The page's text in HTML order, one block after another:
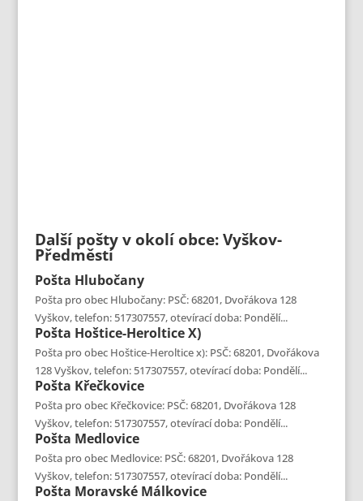
Další pošty v okolí obce: Vyškov-
Předměstí
Pošta Hlubočany
Pošta pro obec Hlubočany: PSČ: 68201, Dvořákova 128
Vyškov, telefon: 517307557, otevírací doba: Pondělí...
Pošta Hoštice-Heroltice X)
Pošta pro obec Hoštice-Heroltice x): PSČ: 68201, Dvořákova
128 Vyškov, telefon: 517307557, otevírací doba: Pondělí...
Pošta Křečkovice
Pošta pro obec Křečkovice: PSČ: 68201, Dvořákova 128
Vyškov, telefon: 517307557, otevírací doba: Pondělí...
Pošta Medlovice
Pošta pro obec Medlovice: PSČ: 68201, Dvořákova 128
Vyškov, telefon: 517307557, otevírací doba: Pondělí...
Pošta Moravské Málkovice